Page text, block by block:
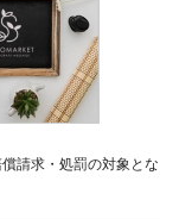
請求・処罰の対象とな